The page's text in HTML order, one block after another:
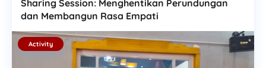
Sharing Session: Menghentikan Perundungan
dan Membangun Rasa Empati
Activity